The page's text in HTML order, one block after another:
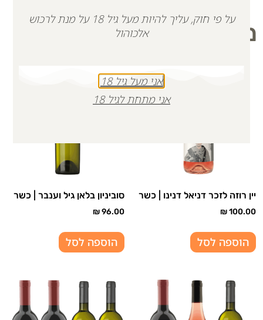
מוצרים קשורים
יין רוזה לזכר דניאל דנינו | כשר
₪100.00
הוספה לסל
סוביניון בלאן גיל וענבר | כשר
₪96.00
הוספה לסל
על פי חוק, עליך להיות מעל גיל 18 על מנת לרכוש
אלכוהול
אני מעל גיל 18
אני מתחת לגיל 18